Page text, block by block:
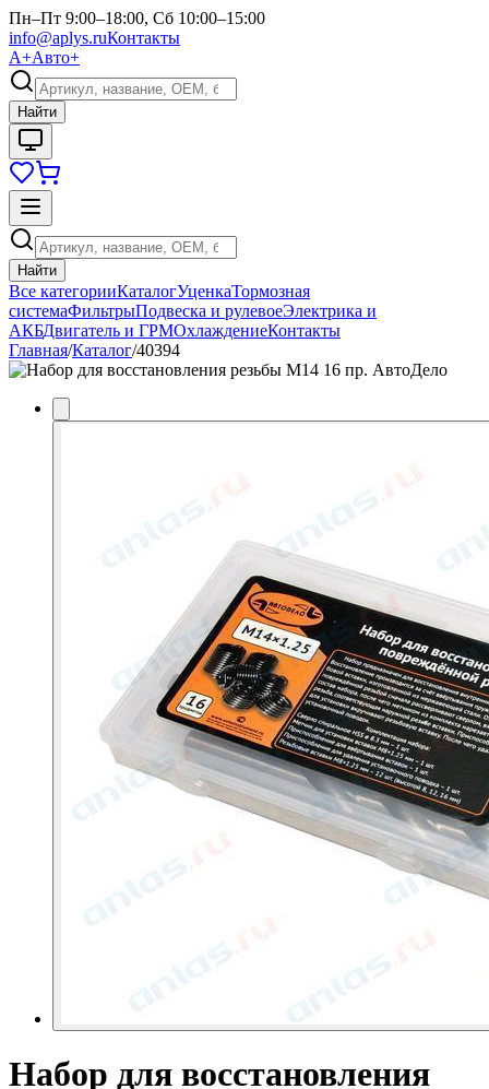
Пн–Пт 9:00–18:00, Сб 10:00–15:00
info@aplys.ruКонтакты
А+Авто+
Найти
Найти
Все категорииКаталогУценкаТормозная
системаФильтрыПодвеска и рулевоеЭлектрика и
АКБДвигатель и ГРМОхлаждениеКонтакты
Главная/Каталог/40394
Набор для восстановления